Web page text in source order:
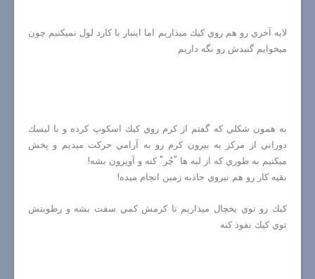
لايه آخري رو هم روي كيك ميذاريم اما اينبار با كارد لول نميكنيم چون
ميخوايم گنبدش رو نگه داريم
به همون شكلي كه گفتم از كرم روي كيك اسكوپ كرده و با ليسك
دوراني از مركز به بيرون كرم رو به آرامي حركت ميديم و پخش
ميكنيم به طوري كه از لبه ها "چُر" كنه و آويزون بشه!
بقيه كار رو هم نيروي جاذبه زمين انجام ميده!
كيك رو توي يخچال ميذاريم تا كرمش كمي سفت بشه و رطوبتش
توي كيك نفوذ كنه